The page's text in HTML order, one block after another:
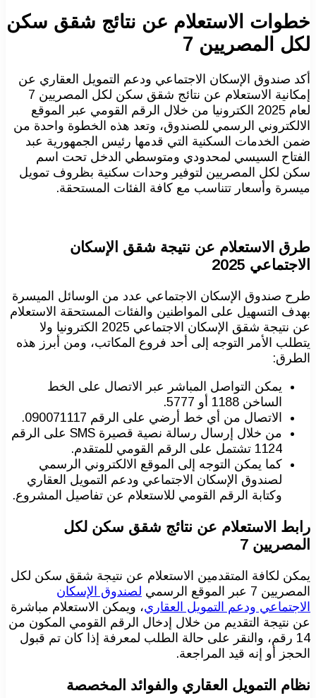
خطوات الاستعلام عن نتائج شقق سكن
لكل المصريين 7
أكد صندوق الإسكان الاجتماعي ودعم التمويل العقاري عن
إمكانية الاستعلام عن نتائج شقق سكن لكل المصريين 7
لعام 2025 الكترونيا من خلال الرقم القومي عبر الموقع
الالكتروني الرسمي للصندوق، وتعد هذه الخطوة واحدة من
ضمن الخدمات السكنية التي قدمها رئيس الجمهورية عبد
الفتاح السيسي لمحدودي ومتوسطي الدخل تحت اسم
سكن لكل المصريين لتوفير وحدات سكنية بظروف تمويل
ميسرة وأسعار تتناسب مع كافة الفئات المستحقة.
طرق الاستعلام عن نتيجة شقق الإسكان
الاجتماعي 2025
طرح صندوق الإسكان الاجتماعي عدد من الوسائل الميسرة
بهدف التسهيل على المواطنين والفئات المستحقة الاستعلام
عن نتيجة شقق الإسكان الاجتماعي 2025 الكترونيا ولا
يتطلب الأمر التوجه إلى أحد فروع المكاتب، ومن أبرز هذه
الطرق:
يمكن التواصل المباشر عبر الاتصال على الخط
الساخن 1188 أو 5777.
الاتصال من أي خط أرضي على الرقم 090071117.
من خلال إرسال رسالة نصية قصيرة SMS على الرقم
1124 تشتمل على الرقم القومي للمتقدم.
كما يمكن التوجه إلى الموقع الالكتروني الرسمي
لصندوق الإسكان الاجتماعي ودعم التمويل العقاري
وكتابة الرقم القومي للاستعلام عن تفاصيل المشروع.
رابط الاستعلام عن نتائج شقق سكن لكل
المصريين 7
يمكن لكافة المتقدمين الاستعلام عن نتيجة شقق سكن لكل
المصريين 7 عبر الموقع الرسمي
لصندوق الإسكان
الاجتماعي ودعم التمويل العقاري، ويمكن الاستعلام مباشرة
عن نتيجة التقديم من خلال إدخال الرقم القومي المكون من
14 رقم، والنقر على حالة الطلب لمعرفة إذا كان تم قبول
الحجز أو إنه قيد المراجعة.
نظام التمويل العقاري والفوائد المخصصة